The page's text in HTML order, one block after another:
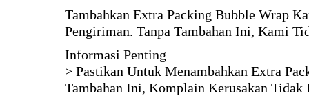
Tambahkan Extra Packing Bubble Wrap
Pengiriman. Tanpa Tambahan Ini, Kami
Informasi Penting
> Pastikan Untuk Menambahkan Extra
Tambahan Ini, Komplain Kerusakan Tidak